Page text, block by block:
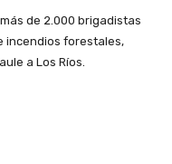
de 2.000 brigadistas
incendios forestales,
a Los Ríos.